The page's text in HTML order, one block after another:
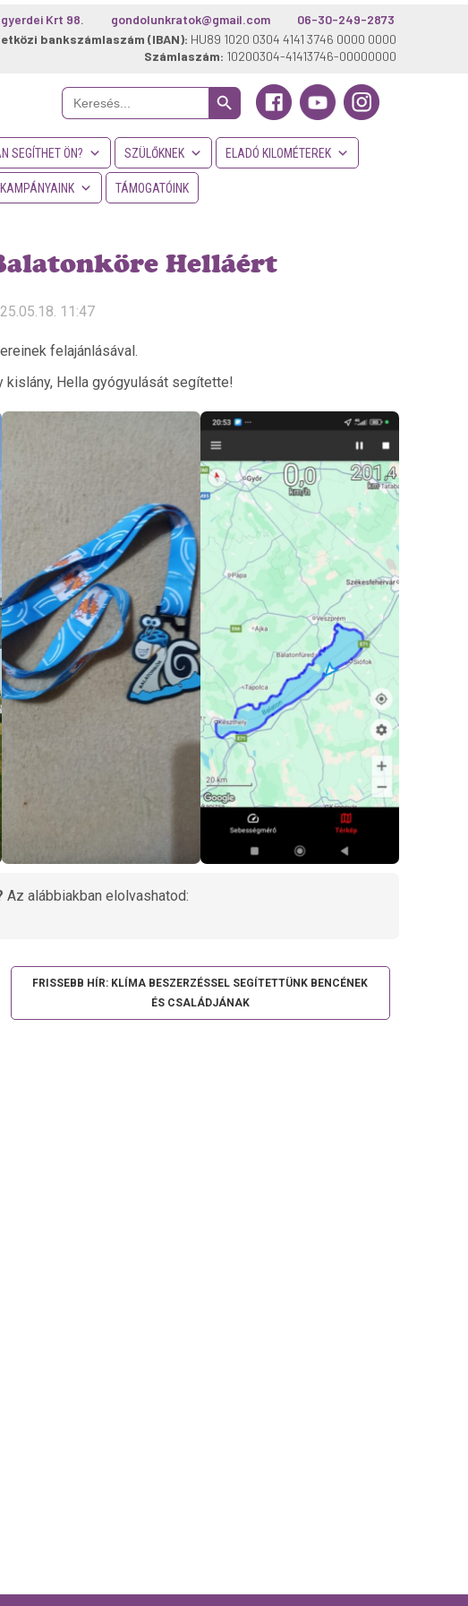
06-30-249-2873
gondolunkratok@gmail.com
Krt 98.
bankszámlaszám (IBAN): HU89 1020 0304 4141 3746 0000 0000
Számlaszám: 10200304-41413746-00000000
Search
for:
Search Button
SEGÍTHET ÖN? SZÜLŐKNEK ELADÓ KILOMÉTEREK
TÁMOGATÓINK
Helláért
11:47
felajánlásával.
Hella gyógyulását segítette!
Az alábbiakban elolvashatod:
FRISSEBB HÍR: KLÍMA BESZERZÉSSEL SEGÍTETTÜNK BENCÉNEK
ÉS CSALÁDJÁNAK